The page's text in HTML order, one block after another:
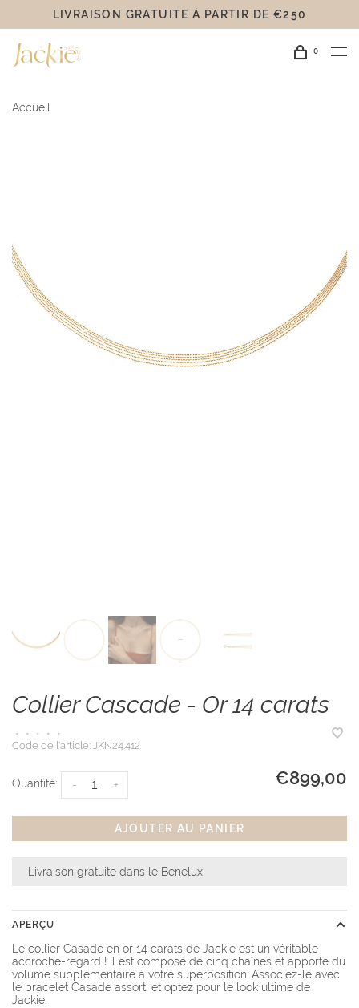
LIVRAISON GRATUITE Á PARTIR DE €250
0
Accueil
Collier Cascade - Or 14 carats
• • • •
•
Code de l'article: JKN24.412
Quantité: +
- €899,00
AJOUTER AU PANIER
Livraison gratuite dans le Benelux
APERÇU
Le collier Casade en or 14 carats de Jackie est un véritable
accroche-regard ! Il est composé de cinq chaînes et apporte du
volume supplémentaire à votre superposition. Associez-le avec
le bracelet Casade assorti et optez pour le look ultime de
Jackie.